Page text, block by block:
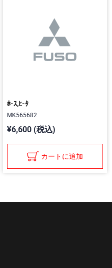
ﾎ-ｽ,ﾋ-ﾀ
MK565682
¥6,600 (税込)
カートに追加